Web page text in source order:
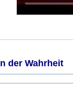
der Wahrheit